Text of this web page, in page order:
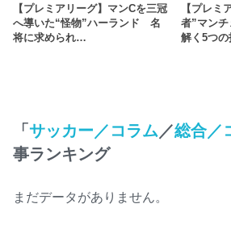
【プレミアリーグ】マンCを三冠
へ導いた“怪物”ハーランド 名
将に求められ…
【プレミ
者”マン
解く5つ
「サッカー／コラム ／総合／
事ランキング
まだデータがありません。